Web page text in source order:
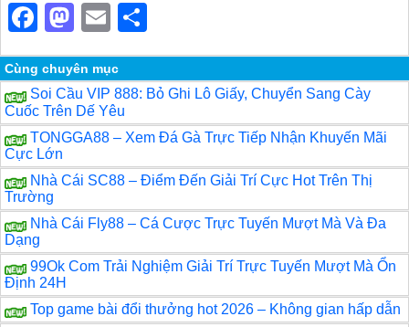
F
a
c
e
b
o
o
k
M
a
st
o
d
o
n
E
m
ail
h
ar
e
Cùng chuyên mục
Soi Cầu VIP 888: Bỏ Ghi Lô Giấy, Chuyển Sang Cày
Cuốc Trên Dế Yêu
TONGGA88 – Xem Đá Gà Trực Tiếp Nhận Khuyến Mãi
Cực Lớn
Nhà Cái SC88 – Điểm Đến Giải Trí Cực Hot Trên Thị
Trường
Nhà Cái Fly88 – Cá Cược Trực Tuyến Mượt Mà Và Đa
Dạng
99Ok Com Trải Nghiệm Giải Trí Trực Tuyến Mượt Mà Ổn
Định 24H
Top game bài đổi thưởng hot 2026 – Không gian hấp dẫn